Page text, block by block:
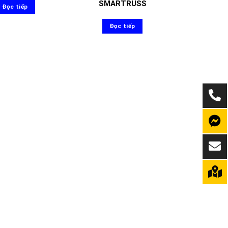
Đọc tiếp
SMARTRUSS
Đọc tiếp